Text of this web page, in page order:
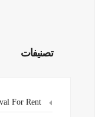
تصنيفات